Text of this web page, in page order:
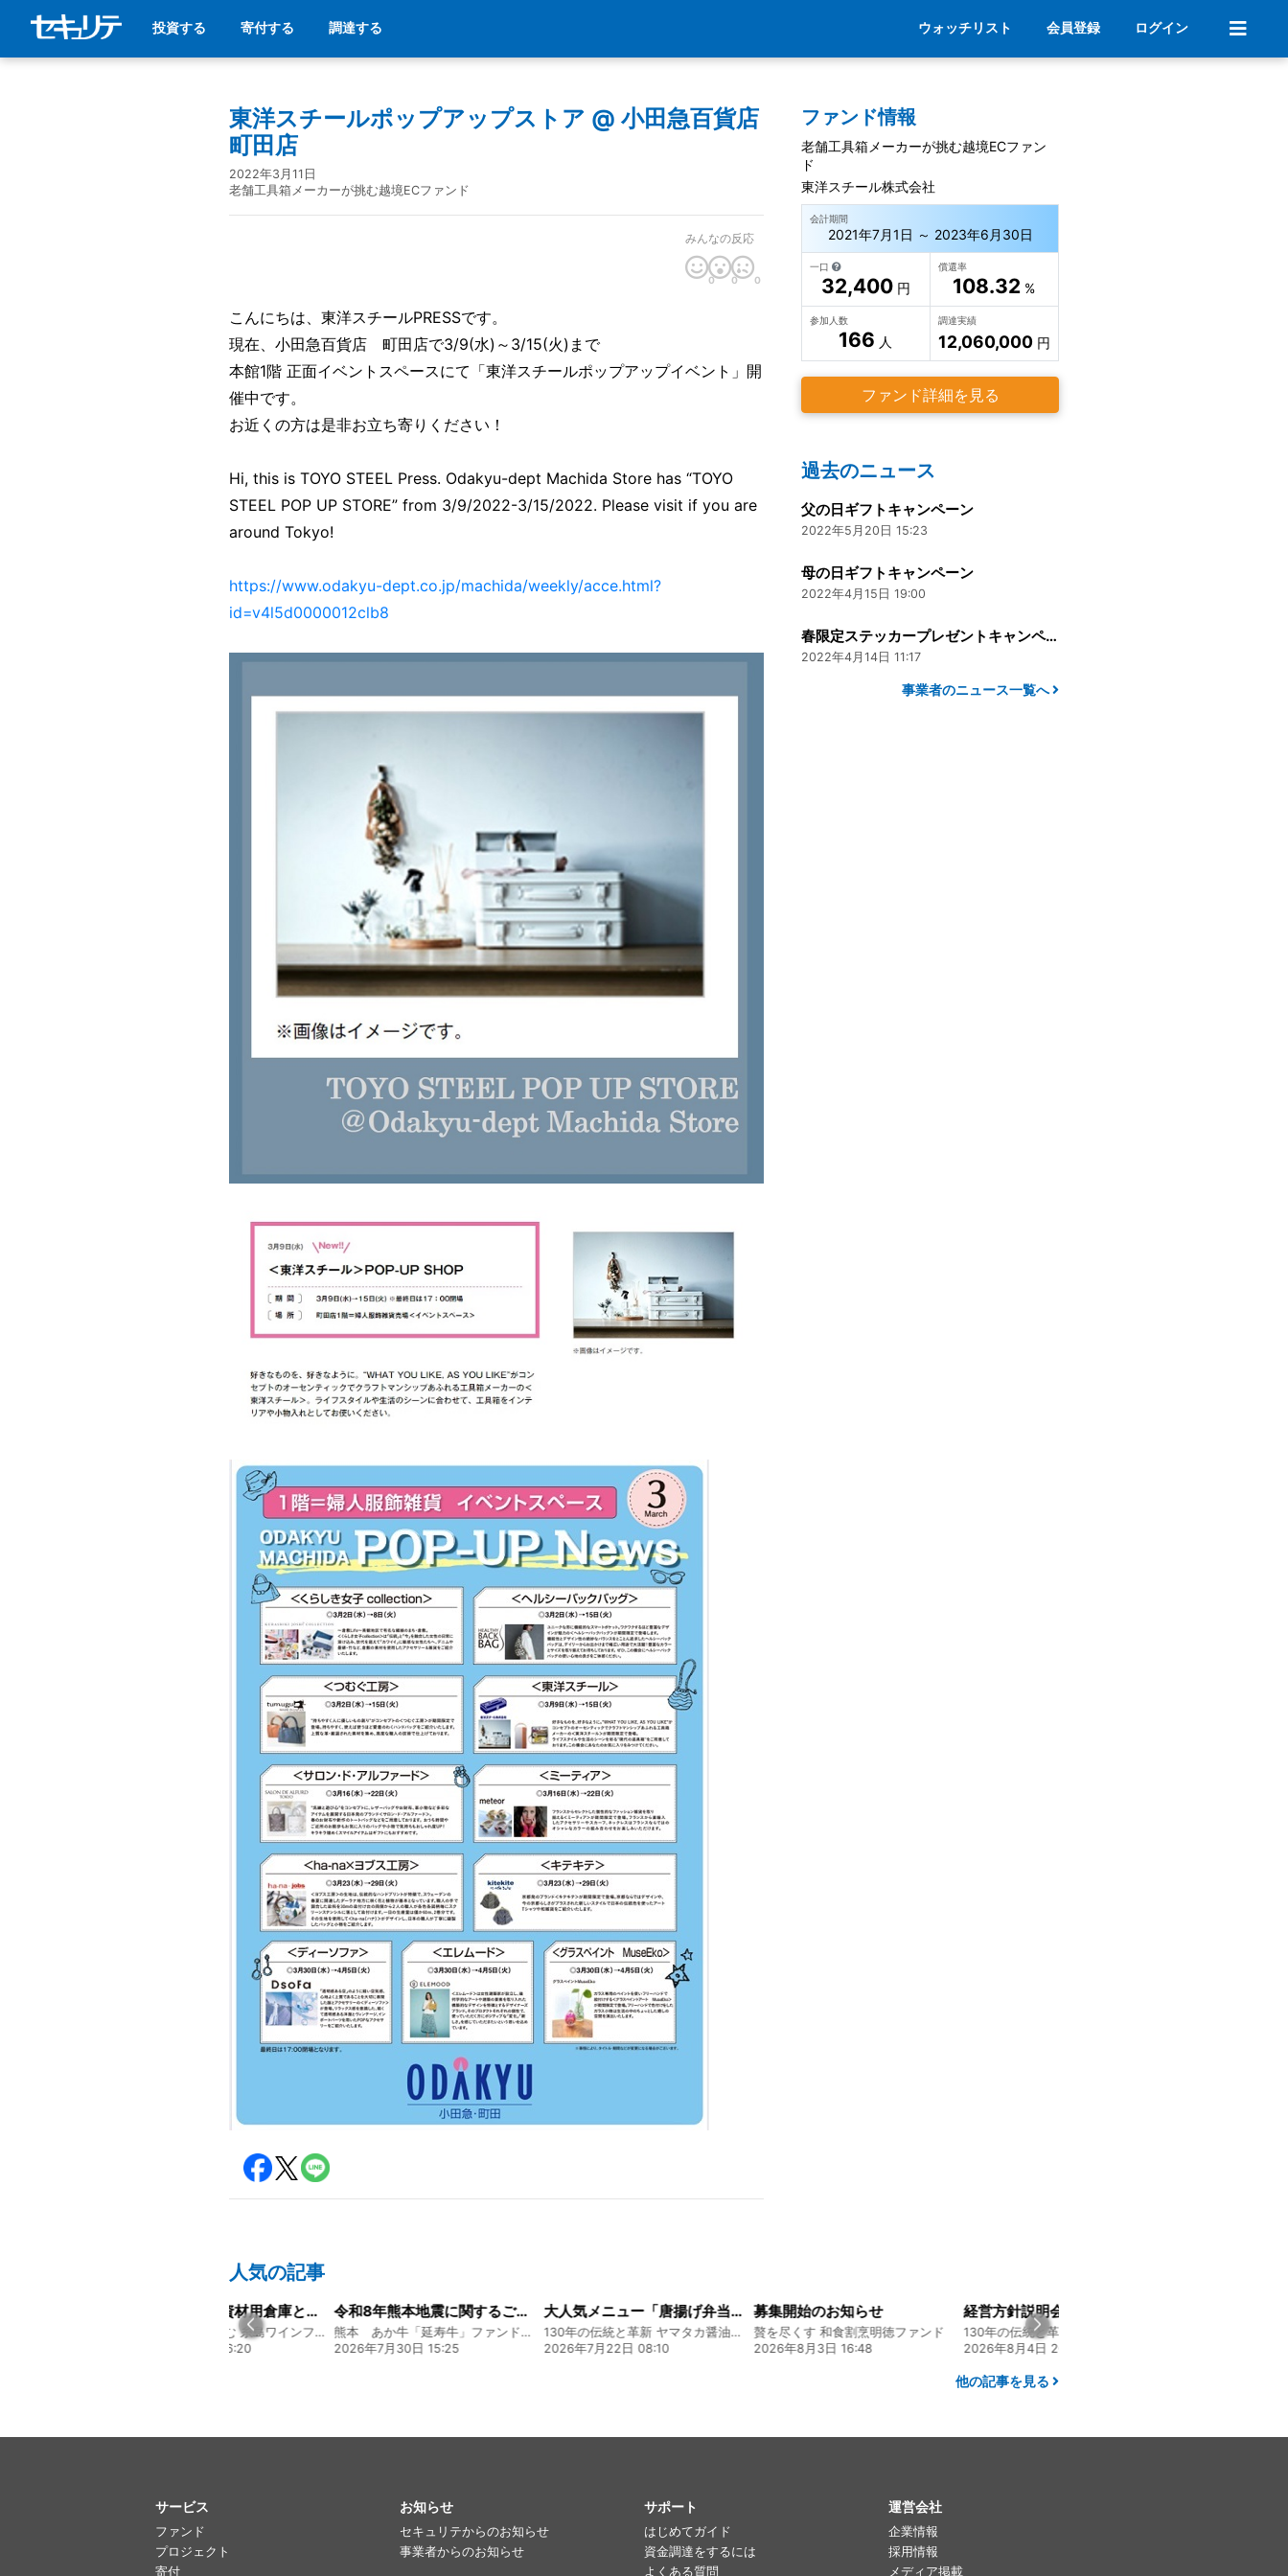
投資する 寄付する 調達する ウォッチリスト 会員登録 ログイン
東洋スチールポップアップストア @ 小田急百貨店
町田店
2022年3月11日
老舗工具箱メーカーが挑む越境ECファンド
みんなの反応
0 0 0
こんにちは、東洋スチールPRESSです。
現在、小田急百貨店 町田店で3/9(水)～3/15(火)まで
本館1階 正面イベントスペースにて「東洋スチールポップアップイベント」開
催中です。
お近くの方は是非お立ち寄りください！
Hi, this is TOYO STEEL Press. Odakyu-dept Machida Store has “TOYO
STEEL POP UP STORE” from 3/9/2022-3/15/2022. Please visit if you are
around Tokyo!
https://www.odakyu-dept.co.jp/machida/weekly/acce.html?
id=v4l5d0000012clb8
ファンド情報
老舗工具箱メーカーが挑む越境ECファン
ド
東洋スチール株式会社
会計期間
2021年7月1日 ～ 2023年6月30日
一口
32,400円
償還率
108.32 %
参加人数
166 人
調達実績
12,060,000円
ファンド詳細を見る
過去のニュース
父の日ギフトキャンペーン
2022年5月20日 15:23
母の日ギフトキャンペーン
2022年4月15日 19:00
春限定ステッカープレゼントキャンペーン実施中です！
2022年4月14日 11:17
事業者のニュース一覧へ
人気の記事
令和8年熊本地震に関するご報告
熊本 あか牛「延寿牛」ファンド2026
2026年7月30日 15:25
130年の伝統と革新 ヤマタカ醤油ファンド
2026年7月22日 08:10
募集開始のお知らせ
贅を尽くす 和食割烹明徳ファンド
2026年8月3日 16:48
2026年8月4日 20:00
2026年7月23日 06:20
他の記事を見る
サービス
ファンド
プロジェクト
寄付
お知らせ
セキュリテからのお知らせ
事業者からのお知らせ
サポート
はじめてガイド
資金調達をするには
よくある質問
運営会社
企業情報
採用情報
メディア掲載